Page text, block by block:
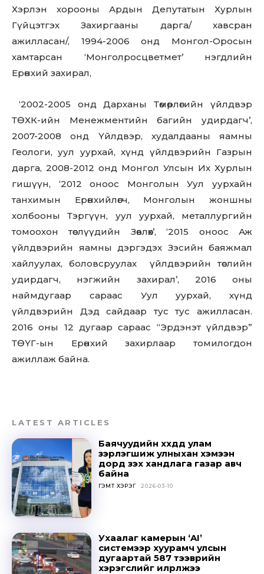
Don't miss
out!
Sing up for our newsletter
to stay in the loop.
Хэрлэн хорооны Ардын Депутатын Хурлын
Гүйцэтгэх Захиргааны дарга/ хавсран
ажилласан/, 1994-2006 онд Монгол-Оросын
хамтарсан ‘Монголросцветмет’ нэгдлийн
Ерөнхий захирал,
‘2002-2005 онд Дарханы Төмөрлөгийн үйлдвэр
ТӨХК-ийн Менежментийн багийн удирдагч’,
2007-2008 онд Үйлдвэр, худалдааны яамны
Геологи, уул уурхай, хүнд үйлдвэрийн Газрын
дарга, 2008-2012 онд Монгол Улсын Их Хурлын
гишүүн, ‘2012 оноос Монголын Уул уурхайн
танхимын Ерөнхийлөгч, Монголын жоншны
холбооны Тэргүүн, уул уурхай, металлургийн
томоохон төслүүдийн Зөвлөх’, ‘2015 оноос Аж
үйлдвэрийн яамны дэргэдэх Зэсийн баяжмал
хайлуулах, боловсруулах үйлдвэрийн төслийн
удирдагч, нэгжийн захирал’, 2016 оны
наймдугаар сараас Уул уурхай, хүнд
үйлдвэрийн Дэд сайдаар тус тус ажилласан.
2016 оны 12 дугаар сараас “Эрдэнэт үйлдвэр”
ТӨҮГ-ын Ерөнхий захирлаар томилогдон
ажиллаж байна.
LATEST ARTICLES
Баячуудийн хүүхдүүд улам
зэрлэгшиж улныхан хэмээн
дорд үзэх хандлага газар авч
байна
ГЭМТ ХЭРЭГ 2026-03-10
Ухаалаг камерын ‘AI’
системээр хуурамч улсын
дугаартай 587 тээврийн
хэрэгслийг илрүүлжээ